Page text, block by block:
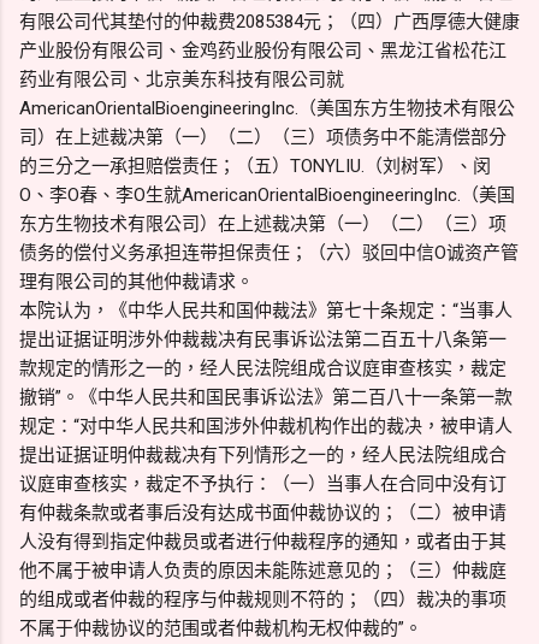
有限公司代其垫付的仲裁费2085384元；（四）广西厚德大健康
产业股份有限公司、金鸡药业股份有限公司、黑龙江省松花江
药业有限公司、北京美东科技有限公司就
AmericanOrientalBioengineeringInc.（美国东方生物技术有限公
司）在上述裁决第（一）（二）（三）项债务中不能清偿部分
的三分之一承担赔偿责任；（五）TONYLIU.（刘树军）、闵
O、李O春、李O生就AmericanOrientalBioengineeringInc.（美国
东方生物技术有限公司）在上述裁决第（一）（二）（三）项
债务的偿付义务承担连带担保责任；（六）驳回中信O诚资产管
理有限公司的其他仲裁请求。
本院认为，《中华人民共和国仲裁法》第七十条规定：“当事人
提出证据证明涉外仲裁裁决有民事诉讼法第二百五十八条第一
款规定的情形之一的，经人民法院组成合议庭审查核实，裁定
撤销”。《中华人民共和国民事诉讼法》第二百八十一条第一款
规定：“对中华人民共和国涉外仲裁机构作出的裁决，被申请人
提出证据证明仲裁裁决有下列情形之一的，经人民法院组成合
议庭审查核实，裁定不予执行：（一）当事人在合同中没有订
有仲裁条款或者事后没有达成书面仲裁协议的；（二）被申请
人没有得到指定仲裁员或者进行仲裁程序的通知，或者由于其
他不属于被申请人负责的原因未能陈述意见的；（三）仲裁庭
的组成或者仲裁的程序与仲裁规则不符的；（四）裁决的事项
不属于仲裁协议的范围或者仲裁机构无权仲裁的”。